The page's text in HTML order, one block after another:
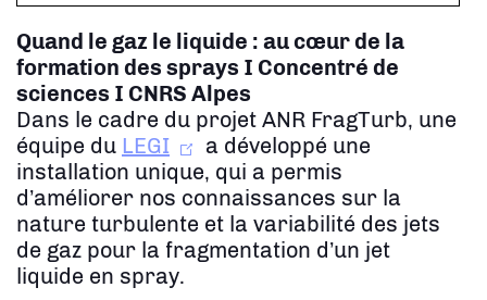
Quand le gaz le liquide : au cœur de la
formation des sprays I Concentré de
sciences I CNRS Alpes
Dans le cadre du projet ANR FragTurb, une
équipe du LEGI
a développé une
installation unique, qui a permis
d’améliorer nos connaissances sur la
nature turbulente et la variabilité des jets
de gaz pour la fragmentation d’un jet
liquide en spray.